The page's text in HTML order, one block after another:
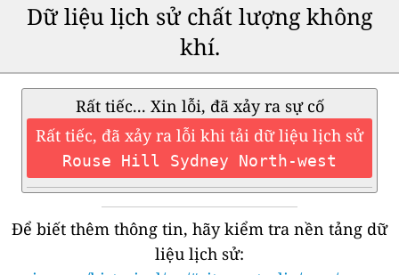
Dữ liệu lịch sử chất lượng không
khí.
Rất tiếc... Xin lỗi, đã xảy ra sự cố
Rất tiếc, đã xảy ra lỗi khi tải dữ liệu lịch sử
Rouse Hill Sydney North-west
Để biết thêm thông tin, hãy kiểm tra nền tảng dữ
liệu lịch sử: